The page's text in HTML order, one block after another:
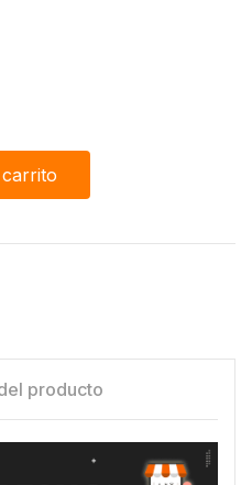
producto